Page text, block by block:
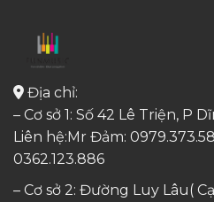
Địa chỉ:
– Cơ sở 1: Số 42 Lê Triện, P
Liên hệ:Mr Đảm:
0362.123.886
– Cơ sở 2: Đường Luy Lâu(